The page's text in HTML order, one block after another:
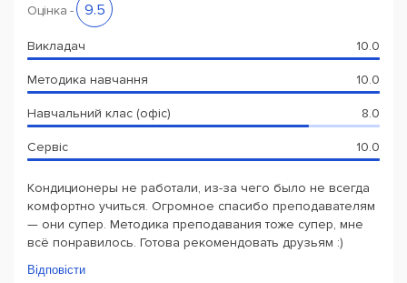
Оцінка - 9.5
Викладач 10.0
Методика навчання 10.0
Навчальний клас (офіс) 8.0
Сервіс 10.0
Кондиционеры не работали, из-за чего было не всегда
комфортно учиться. Огромное спасибо преподавателям
— они супер. Методика преподавания тоже супер, мне
всё понравилось. Готова рекомендовать друзьям :)
Відповісти